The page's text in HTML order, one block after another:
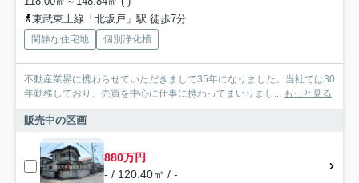
東武東上線「北坂戸」駅 徒歩7分
閑静な住宅地 個別浄化槽
不動産業界に携わらせていただきまして35年になりました。当社では30
年勤務しており、売買を中心に仕事に携わってまいりまし... もっと見る
販売中の区画
880万円
- / 120.40㎡ / -